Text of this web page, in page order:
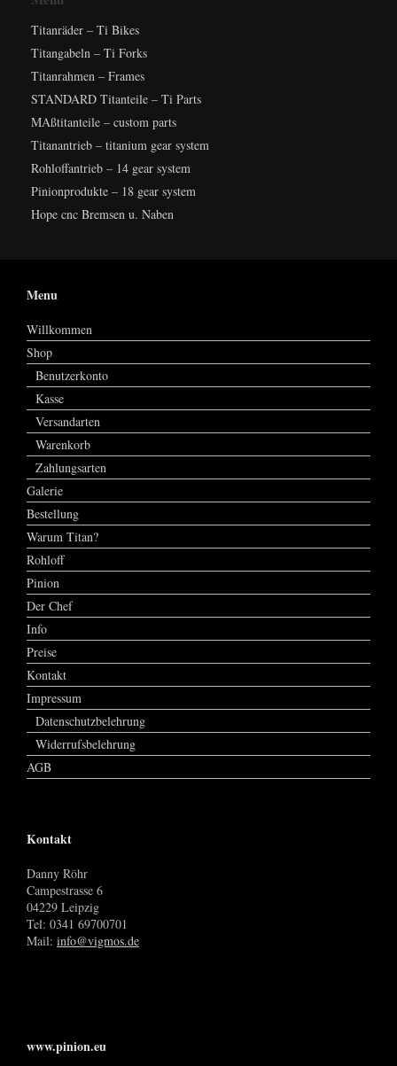
Titanräder – Ti Bikes
Titangabeln – Ti Forks
Titanrahmen – Frames
STANDARD Titanteile – Ti Parts
MAßtitanteile – custom parts
Titanantrieb – titanium gear system
Rohloffantrieb – 14 gear system
Pinionprodukte – 18 gear system
Hope cnc Bremsen u. Naben
Menu
Willkommen
Shop
Benutzerkonto
Kasse
Versandarten
Warenkorb
Zahlungsarten
Galerie
Bestellung
Warum Titan?
Rohloff
Pinion
Der Chef
Info
Preise
Kontakt
Impressum
Datenschutzbelehrung
Widerrufsbelehrung
AGB
Kontakt
Danny Röhr
Campestrasse 6
04229 Leipzig
Tel: 0341 69700701
Mail: info@vigmos.de
www.pinion.eu